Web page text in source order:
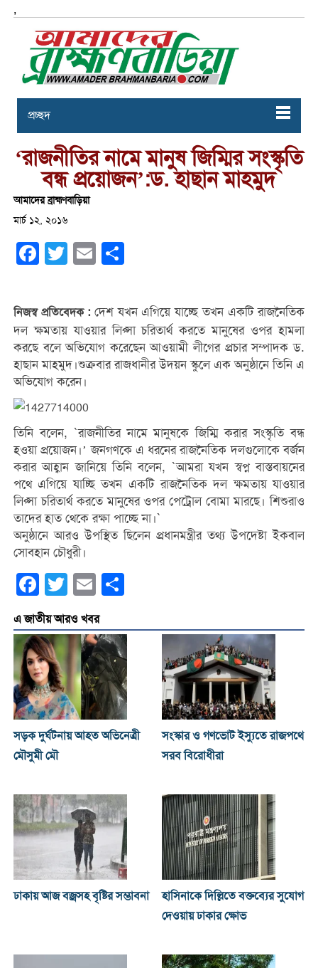
,
প্রচ্ছদ
‘রাজনীতির নামে মানুষ জিম্মির সংস্কৃতি
বন্ধ প্রয়োজন’:ড. হাছান মাহমুদ
আমাদের ব্রাহ্মণবাড়িয়া
মার্চ ১২, ২০১৬
Facebook
Twitter Email
নিজস্ব প্রতিবেদক :দেশ যখন এগিয়ে যাচ্ছে তখন একটি রাজনৈতিক
দল ক্ষমতায় যাওয়ার লিপ্সা চরিতার্থ করতে মানুষের ওপর হামলা
করছে বলে অভিযোগ করেছেন আওয়ামী লীগের প্রচার সম্পাদক ড.
হাছান মাহমুদ।শুক্রবার রাজধানীর উদয়ন স্কুলে এক অনুষ্ঠানে তিনি এ
অভিযোগ করেন।
তিনি বলেন, `রাজনীতির নামে মানুষকে জিম্মি করার সংস্কৃতি বন্ধ
হওয়া প্রয়োজন।’ জনগণকে এ ধরনের রাজনৈতিক দলগুলোকে বর্জন
করার আহ্বান জানিয়ে তিনি বলেন, `আমরা যখন স্বপ্ন বাস্তবায়নের
পথে এগিয়ে যাচ্ছি তখন একটি রাজনৈতিক দল ক্ষমতায় যাওয়ার
লিপ্সা চরিতার্থ করতে মানুষের ওপর পেট্রোল বোমা মারছে। শিশুরাও
তাদের হাত থেকে রক্ষা পাচ্ছে না।`
অনুষ্ঠানে আরও উপস্থিত ছিলেন প্রধানমন্ত্রীর তথ্য উপদেষ্টা ইকবাল
সোবহান চৌধুরী।
Facebook
Twitter Email
এ জাতীয় আরও খবর
সড়ক দুর্ঘটনায় আহত অভিনেত্রী
মৌসুমী মৌ
সংস্কার ও গণভোট ইস্যুতে রাজপথে
সরব বিরোধীরা
ঢাকায় আজ বজ্রসহ বৃষ্টির সম্ভাবনা
হাসিনাকে দিল্লিতে বক্তব্যের সুযোগ
দেওয়ায় ঢাকার ক্ষোভ